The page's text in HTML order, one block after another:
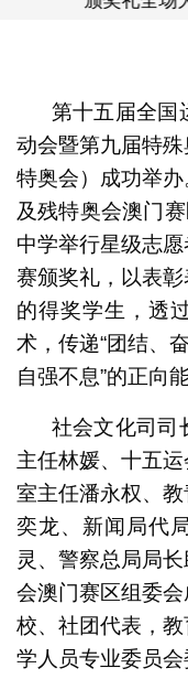
第十五届全国
动会暨第九届特
特奥会）成功举
及残特奥会澳门
中学举行星级志
赛颁奖礼，以表
的得奖学生，透
术，传递“团结、
自强不息”的正向能
社会文化司司
主任林媛、十五
室主任潘永权、
奕龙、新闻局代
灵、警察总局局
会澳门赛区组委
校、社团代表，
学人员专业委员